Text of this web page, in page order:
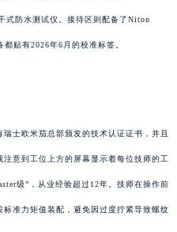
式防水测试仪。接待区则配备了Niton
贴有2026年6月的校准标签。
士欧米茄总部颁发的技术认证证书，并且
意到工位上方的屏幕显示着每位技师的工
级”，从业经验超过12年。技师在操作前
准力矩值装配，避免因过度拧紧导致螺纹